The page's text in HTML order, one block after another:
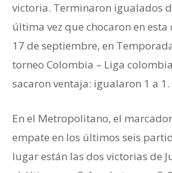
victoria. Terminaron igualados
última vez que chocaron en
17 de septiembre, en
torneo Colombia – Liga
sacaron ventaja: igualaron 1 a 1.
En el Metropolitano, el
empate en los últimos seis
lugar están las dos victorias de